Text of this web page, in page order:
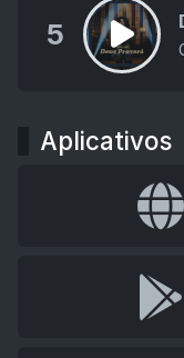
5
Aplicativos